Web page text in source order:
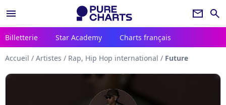
menu newsletter search
Billetterie Star Academy Charts français
Accueil / Artistes / Rap, Hip Hop international / Future